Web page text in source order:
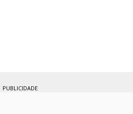
PUBLICIDADE